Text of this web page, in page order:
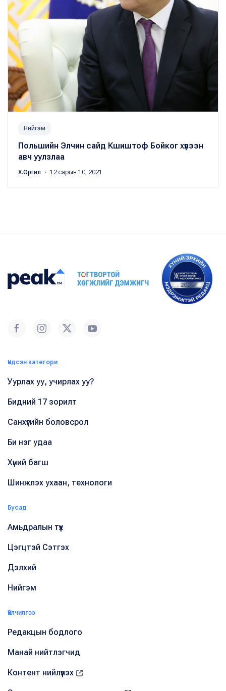
Нийгэм
Польшийн Элчин сайд Кшиштоф Бойког хүлээн
авч уулзлаа
Х.Оргил ・ 12 сарын 10, 2021
Үндсэн категори
Уурлах уу, учирлах уу?
Бидний 17 зорилт
Санхүүгийн боловсрол
Би нэг удаа
Хүний багш
Шинжлэх ухаан, технологи
Бусад
Амьдралын түүх
Цэгцтэй Сэтгэх
Дэлхий
Нийгэм
Үйлчилгээ
Редакцын бодлого
Манай нийтлэгчид
Контент нийлүүлэх